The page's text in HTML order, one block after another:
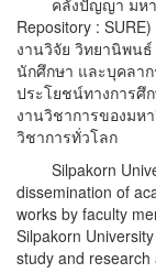
คลังปัญญา มหาวิ
Repository :
งานวิจัย วิทยานิพน
นักศึกษา และบุคลา
ประโยชน์ทางการศึ
งานวิชาการของมห
วิชาการทั่วโลก
Silpakorn
dissemination of
works by faculty
Silpakorn
study and